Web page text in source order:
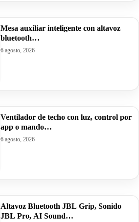
Mesa auxiliar inteligente con altavoz
bluetooth…
6 agosto, 2026
Ventilador de techo con luz, control por
app o mando…
6 agosto, 2026
Altavoz Bluetooth JBL Grip, Sonido
JBL Pro, AI Sound…